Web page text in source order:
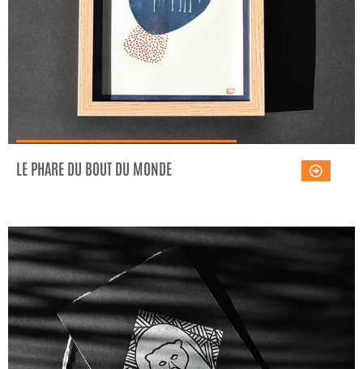
Voir l'œuvre
LE PHARE DU BOUT DU MONDE
CARNET OURS